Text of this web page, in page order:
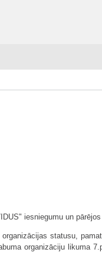
iesniegumu un
statusu,
organizāciju likuma